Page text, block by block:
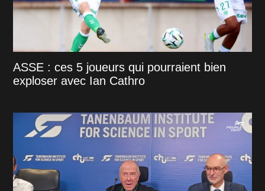
ASSE : ces 5 joueurs qui pourraient bien
exploser avec Ian Cathro